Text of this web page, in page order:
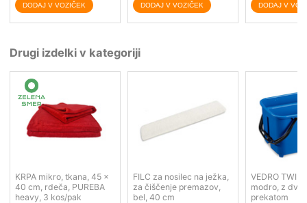
Drugi izdelki v kategoriji
KRPA mikro, tkana, 45 x
40 cm, rdeča, PUREBA
heavy, 3 kos/pak
FILC za nosilec na ježka,
za čiščenje premazov,
bel, 40 cm
VEDRO
modro, z
prekatom